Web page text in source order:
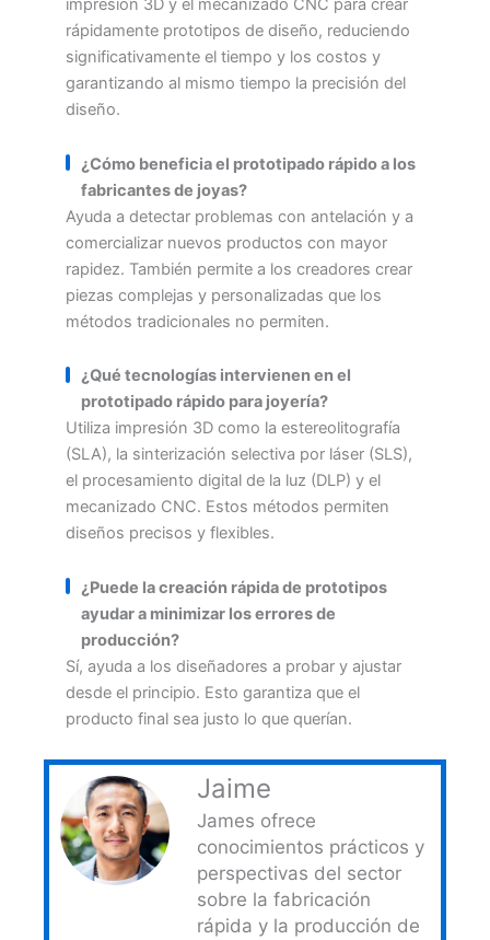
impresión 3D y el mecanizado CNC para crear
rápidamente prototipos de diseño, reduciendo
significativamente el tiempo y los costos y
garantizando al mismo tiempo la precisión del
diseño.
¿Cómo beneficia el prototipado rápido a los
fabricantes de joyas?
Ayuda a detectar problemas con antelación y a
comercializar nuevos productos con mayor
rapidez. También permite a los creadores crear
piezas complejas y personalizadas que los
métodos tradicionales no permiten.
¿Qué tecnologías intervienen en el
prototipado rápido para joyería?
Utiliza impresión 3D como la estereolitografía
(SLA), la sinterización selectiva por láser (SLS),
el procesamiento digital de la luz (DLP) y el
mecanizado CNC. Estos métodos permiten
diseños precisos y flexibles.
¿Puede la creación rápida de prototipos
ayudar a minimizar los errores de
producción?
Sí, ayuda a los diseñadores a probar y ajustar
desde el principio. Esto garantiza que el
producto final sea justo lo que querían.
Jaime
James ofrece
conocimientos prácticos y
perspectivas del sector
sobre la fabricación
rápida y la producción de